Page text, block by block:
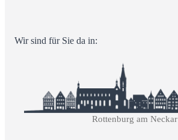
Wir sind für Sie da in:
Rottenburg am Neckar